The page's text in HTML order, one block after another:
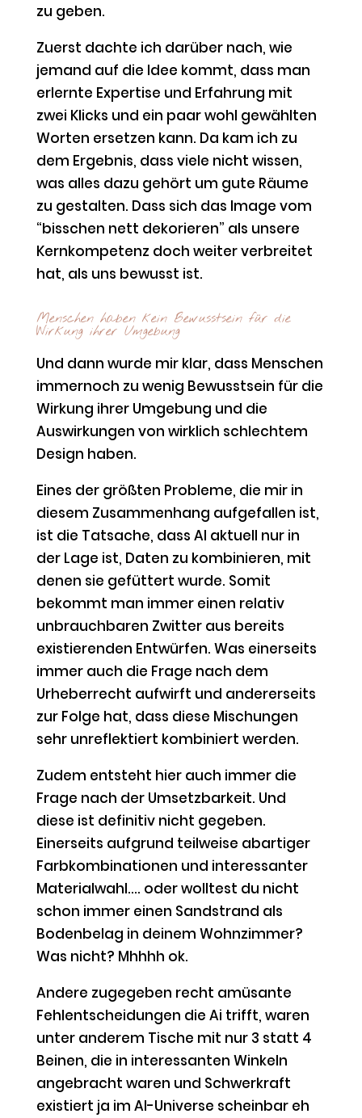
zu geben.
Zuerst dachte ich darüber nach, wie
jemand auf die Idee kommt, dass man
erlernte Expertise und Erfahrung mit
zwei Klicks und ein paar wohl gewählten
Worten ersetzen kann. Da kam ich zu
dem Ergebnis, dass viele nicht wissen,
was alles dazu gehört um gute Räume
zu gestalten. Dass sich das Image vom
“bisschen nett dekorieren” als unsere
Kernkompetenz doch weiter verbreitet
hat, als uns bewusst ist.
Menschen haben kein Bewusstsein für die
Wirkung ihrer Umgebung
Und dann wurde mir klar, dass Menschen
immernoch zu wenig Bewusstsein für die
Wirkung ihrer Umgebung und die
Auswirkungen von wirklich schlechtem
Design haben.
Eines der größten Probleme, die mir in
diesem Zusammenhang aufgefallen ist,
ist die Tatsache, dass AI aktuell nur in
der Lage ist, Daten zu kombinieren, mit
denen sie gefüttert wurde. Somit
bekommt man immer einen relativ
unbrauchbaren Zwitter aus bereits
existierenden Entwürfen. Was einerseits
immer auch die Frage nach dem
Urheberrecht aufwirft und andererseits
zur Folge hat, dass diese Mischungen
sehr unreflektiert kombiniert werden.
Zudem entsteht hier auch immer die
Frage nach der Umsetzbarkeit. Und
diese ist definitiv nicht gegeben.
Einerseits aufgrund teilweise abartiger
Farbkombinationen und interessanter
Materialwahl…. oder wolltest du nicht
schon immer einen Sandstrand als
Bodenbelag in deinem Wohnzimmer?
Was nicht? Mhhhh ok.
Andere zugegeben recht amüsante
Fehlentscheidungen die Ai trifft, waren
unter anderem Tische mit nur 3 statt 4
Beinen, die in interessanten Winkeln
angebracht waren und Schwerkraft
existiert ja im AI-Universe scheinbar eh